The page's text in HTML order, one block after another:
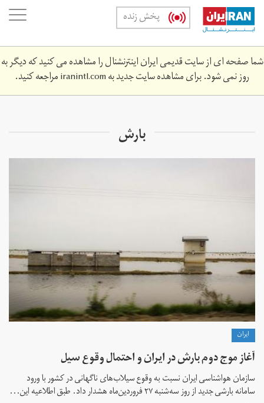
Skip
main
content
پخش زنده
شما صفحه ای از سایت قدیمی ایران اینترنشنال را مشاهده می کنید که دیگر به
روز نمی شود. برای مشاهده سایت جدید بهiranintl.comمراجعه کنید.
بارش
ايران
آغاز موج دوم بارش در ایران و احتمال وقوع سیل
سازمان هواشناسی ایران نسبت به وقوع سیلاب‌های ناگهانی در کشور با ورود
سامانه بارشی جدید از روز سه‌شنبه ۲۷ فروردین‌ماه هشدار داد. طبق اطلاعیه این...